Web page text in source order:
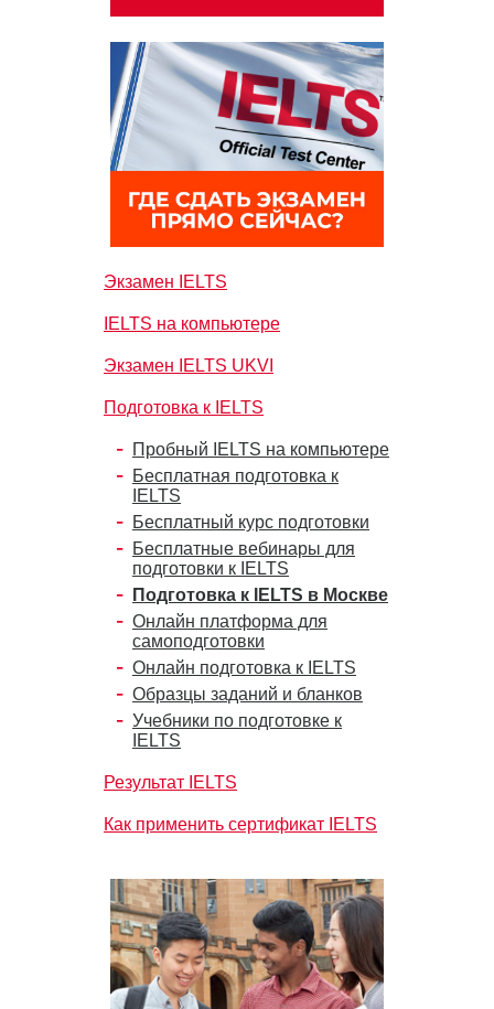
Экзамен IELTS
IELTS на компьютере
Экзамен IELTS UKVI
Подготовка к IELTS
Пробный IELTS на компьютере
Бесплатная подготовка к
IELTS
Бесплатный курс подготовки
Бесплатные вебинары для
подготовки к IELTS
Подготовка к IELTS в Москве
Онлайн платформа для
самоподготовки
Онлайн подготовка к IELTS
Образцы заданий и бланков
Учебники по подготовке к
IELTS
Результат IELTS
Как применить сертификат IELTS